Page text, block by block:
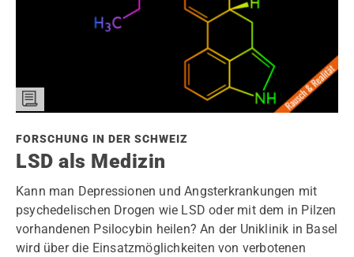
FORSCHUNG IN DER SCHWEIZ
LSD als Medizin
Kann man Depressionen und Angsterkrankungen mit
psychedelischen Drogen wie LSD oder mit dem in Pilzen
vorhandenen Psilocybin heilen? An der Uniklinik in Basel
wird über die Einsatzmöglichkeiten von verbotenen